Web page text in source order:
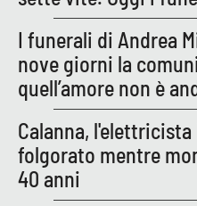
I funerali di Andrea
nove giorni la
quell’amore non è
Calanna, l'elettricista
folgorato mentre
40 anni